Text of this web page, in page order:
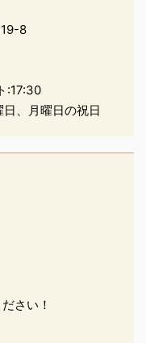
8
:17:30
、月曜日の祝日
さい！